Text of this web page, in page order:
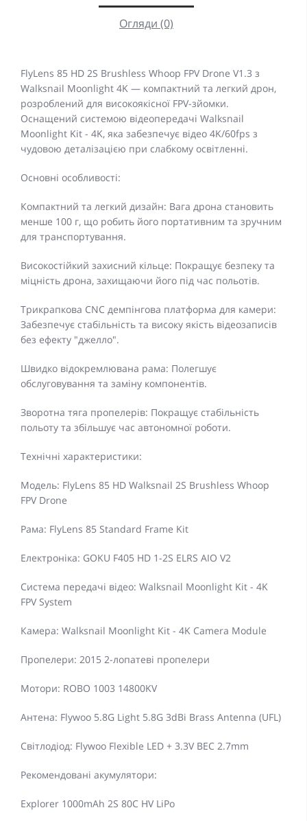
Огляди (0)
FlyLens 85 HD 2S Brushless Whoop FPV Drone V1.3 з
Walksnail Moonlight 4K — компактний та легкий дрон,
розроблений для високоякісної FPV-зйомки.
Оснащений системою відеопередачі Walksnail
Moonlight Kit - 4K, яка забезпечує відео 4K/60fps з
чудовою деталізацією при слабкому освітленні.
Основні особливості:
Компактний та легкий дизайн: Вага дрона становить
менше 100 г, що робить його портативним та зручним
для транспортування.
Високостійкий захисний кільце: Покращує безпеку та
міцність дрона, захищаючи його під час польотів.
Трикрапкова CNC демпінгова платформа для камери:
Забезпечує стабільність та високу якість відеозаписів
без ефекту "джелло".
Швидко відокремлювана рама: Полегшує
обслуговування та заміну компонентів.
Зворотна тяга пропелерів: Покращує стабільність
польоту та збільшує час автономної роботи.
Технічні характеристики:
Модель: FlyLens 85 HD Walksnail 2S Brushless Whoop
FPV Drone
Рама: FlyLens 85 Standard Frame Kit
Електроніка: GOKU F405 HD 1-2S ELRS AIO V2
Система передачі відео: Walksnail Moonlight Kit - 4K
FPV System
Камера: Walksnail Moonlight Kit - 4K Camera Module
Пропелери: 2015 2-лопатеві пропелери
Мотори: ROBO 1003 14800KV
Антена: Flywoo 5.8G Light 5.8G 3dBi Brass Antenna (UFL)
Світлодіод: Flywoo Flexible LED + 3.3V BEC 2.7mm
Рекомендовані акумулятори:
Explorer 1000mAh 2S 80C HV LiPo